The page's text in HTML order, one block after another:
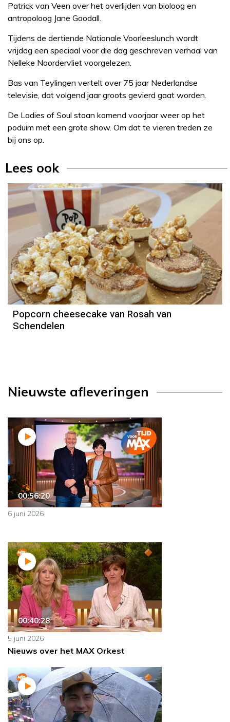
Patrick van Veen over het overlijden van bioloog en
antropoloog Jane Goodall.
Tijdens de dertiende Nationale Voorleeslunch wordt
vrijdag een speciaal voor die dag geschreven verhaal van
Nelleke Noordervliet voorgelezen.
Bas van Teylingen vertelt over 75 jaar Nederlandse
televisie, dat volgend jaar groots gevierd gaat worden.
De Ladies of Soul staan komend voorjaar weer op het
poduim met een grote show. Om dat te vieren treden ze
bij ons op.
Lees ook
Popcorn cheesecake van Rosah van
Schendelen
Nieuwste afleveringen
00:56:20
6 juni 2026
00:40:28
5 juni 2026
Nieuws over het MAX Orkest